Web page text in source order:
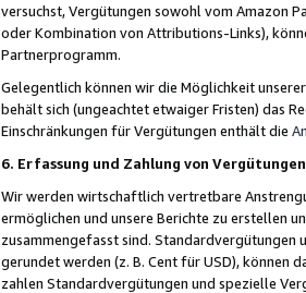
versuchst, Vergütungen sowohl vom Amazon
oder Kombination von Attributions-Links),
Partnerprogramm.
Gelegentlich können wir die Möglichkeit
behält sich (ungeachtet etwaiger Fristen) das
Einschränkungen für Vergütungen enthält die
6. Erfassung und Zahlung von Vergütungen
Wir werden wirtschaftlich vertretbare
ermöglichen und unsere Berichte zu erstellen
zusammengefasst sind. Standardvergütungen
gerundet werden (z. B. Cent für USD), können
zahlen Standardvergütungen und spezielle